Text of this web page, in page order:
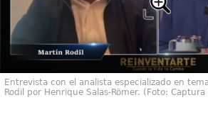
Entrevista con el analista especializado en
Rodil por Henrique Salas-Römer. (Foto: